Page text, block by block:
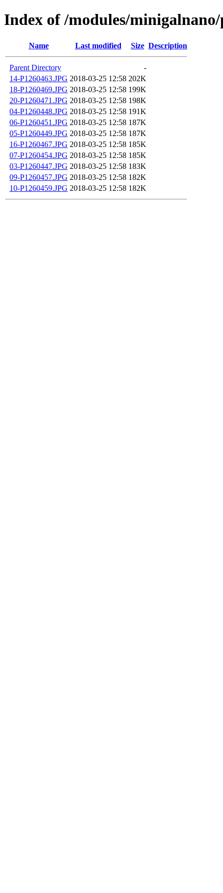
Index of /modules/
Name Last modified Size Description
Parent Directory
-
14-P1260463.JPG 2018-03-25 12:58 202K
18-P1260469.JPG 2018-03-25 12:58 199K
20-P1260471.JPG 2018-03-25 12:58 198K
04-P1260448.JPG 2018-03-25 12:58 191K
06-P1260451.JPG 2018-03-25 12:58 187K
05-P1260449.JPG 2018-03-25 12:58 187K
16-P1260467.JPG 2018-03-25 12:58 185K
07-P1260454.JPG 2018-03-25 12:58 185K
03-P1260447.JPG 2018-03-25 12:58 183K
09-P1260457.JPG 2018-03-25 12:58 182K
10-P1260459.JPG 2018-03-25 12:58 182K